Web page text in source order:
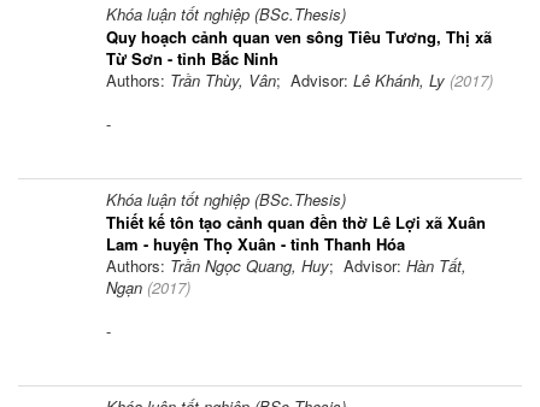
Khóa luận tốt nghiệp (BSc.Thesis)
Quy hoạch cảnh quan ven sông Tiêu Tương, Thị xã
Từ Sơn - tỉnh Bắc Ninh
Authors: Trần Thùy, Vân; Advisor: Lê Khánh, Ly (2017)
-
Khóa luận tốt nghiệp (BSc.Thesis)
Thiết kế tôn tạo cảnh quan đền thờ Lê Lợi xã Xuân
Lam - huyện Thọ Xuân - tỉnh Thanh Hóa
Authors: Trần Ngọc Quang, Huy; Advisor: Hàn Tất,
Ngạn (2017)
-